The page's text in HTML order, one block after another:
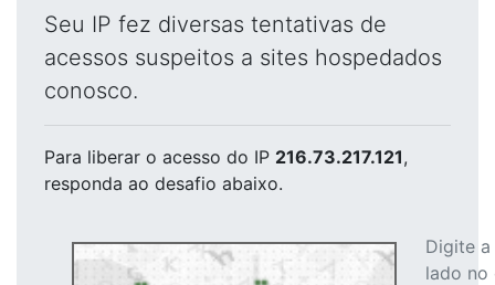
Seu IP fez diversas tentativas de
acessos suspeitos a sites hospedados
conosco.
Para liberar o acesso do IP 216.73.217.121,
responda ao desafio abaixo.
Digite
lado no